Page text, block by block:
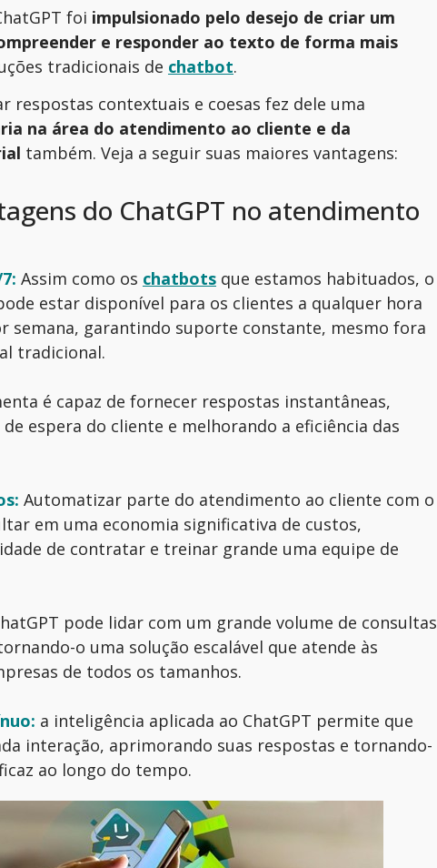
foi impulsionado pelo desejo de criar um
e responder ao texto de forma mais
tradicionais de chatbot.
respostas contextuais e coesas fez dele uma
na área do atendimento ao cliente e da
também. Veja a seguir suas maiores vantagens:
do ChatGPT no atendimento
Assim como os chatbotsque estamos habituados, o
estar disponível para os clientes a qualquer hora
semana, garantindo suporte constante, mesmo fora
tradicional.
é capaz de fornecer respostas instantâneas,
espera do cliente e melhorando a eficiência das
Automatizar parte do atendimento ao cliente com o
em uma economia significativa de custos,
de contratar e treinar grande uma equipe de
pode lidar com um grande volume de consultas
o uma solução escalável que atende às
de todos os tamanhos.
a inteligência aplicada ao ChatGPT permite que
interação, aprimorando suas respostas e tornando-
ao longo do tempo.